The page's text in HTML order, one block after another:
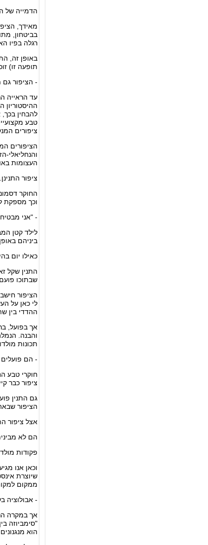
הדמייה של
מאידך,
בביטחון,
רגלה בפיו
באופן זה,
תופעה זו)
- הציפור
עד הראייה
ההיסטוריון
להבחין
טבע
ציפורים
הציפורים
והנחליאלי-
העצומות
ציפור התנינן.
החוקר
וכך מספקת
- "אני
לילד קטן
ביניהם
כאילו יום
התנין שקל
שבתוכו
הציפור
לי כאן על
ההדדי בין
אך בפועל,
והבנה.
תכונות
- הם פועלים
חוקרי טבע
ציפור כבר
גם התנין
הציפור שבאה
אצל ציפור
הם לא
פקודות
וכאן אנו
שיוצרת
ממקום
- אבולוציה
אך במקרה
"סימביוזה
הוא